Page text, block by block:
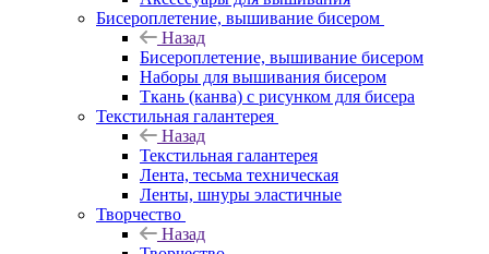
Бисероплетение, вышивание бисером
Назад
Бисероплетение, вышивание бисером
Наборы для вышивания бисером
Ткань (канва) с рисунком для бисера
Текстильная галантерея
Назад
Текстильная галантерея
Лента, тесьма техническая
Ленты, шнуры эластичные
Творчество
Назад